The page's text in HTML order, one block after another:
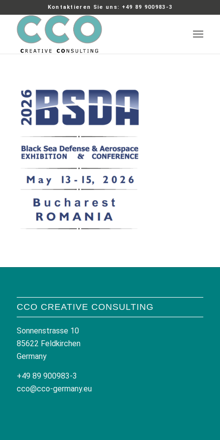
Kontaktieren Sie uns: +49 89 900983-3
CCO CREATIVE CONSULTING
Sonnenstrasse 10
85622 Feldkirchen
Germany
+49 89 900983-3
cco@cco-germany.eu